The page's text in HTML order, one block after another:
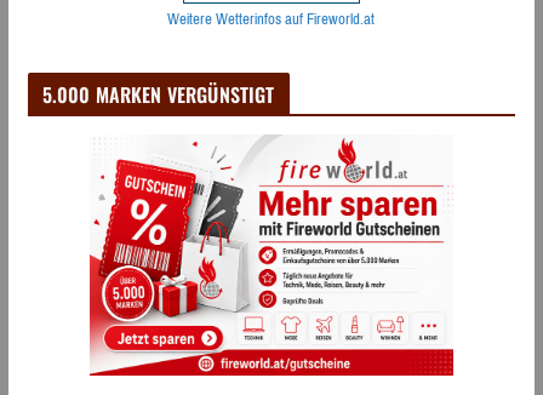
Weitere Wetterinfos auf Fireworld.at
5.000 MARKEN VERGÜNSTIGT